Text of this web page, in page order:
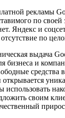
рекламы
по
Яндекс и
по
выдача
бизнеса и
средства
использовать
своим